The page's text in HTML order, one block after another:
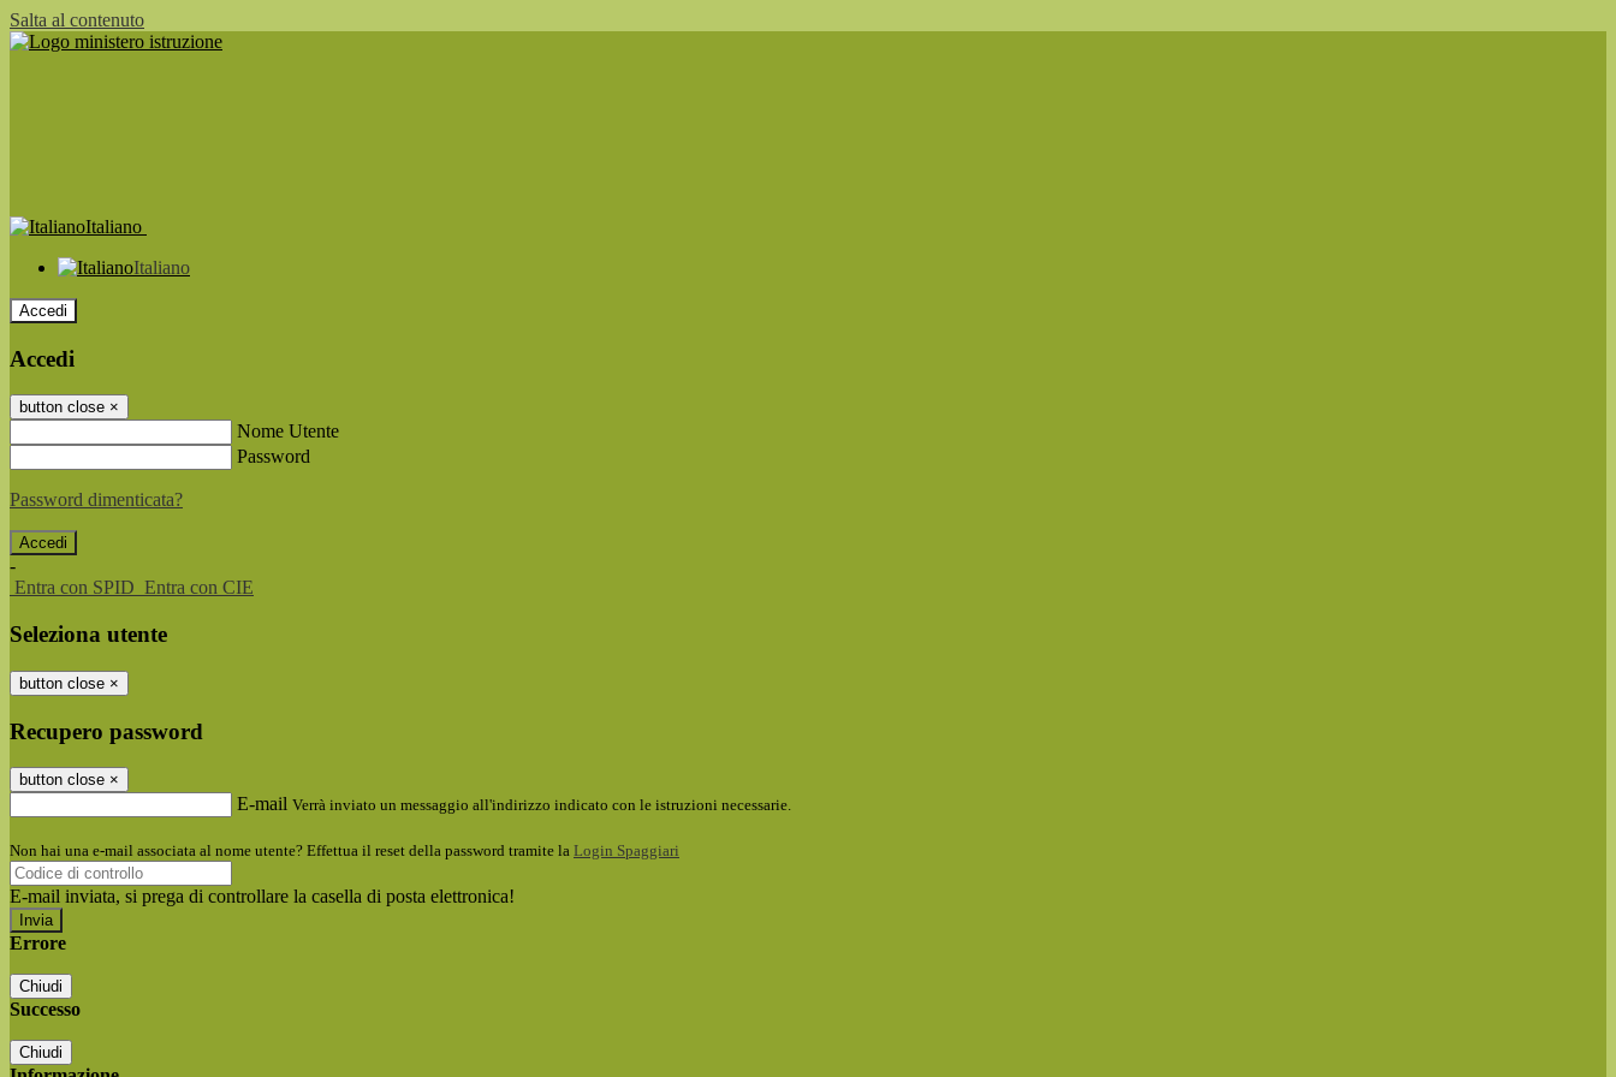
Salta al contenuto
Italiano
Italiano
Accedi
Accedi
button close ×
Nome Utente
Password
Password dimenticata?
-
Entra con SPID Entra con CIE
Seleziona utente
button close ×
Recupero password
button close ×
E-mail Verrà inviato un messaggio all'indirizzo indicato con le istruzioni necessarie.
Non hai una e-mail associata al nome utente? Effettua il reset della password tramite la Login Spaggiari
E-mail inviata, si prega di controllare la casella di posta elettronica!
Errore
Chiudi
Successo
Chiudi